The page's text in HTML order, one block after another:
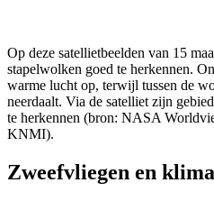
Op deze satellietbeelden van 15
stapelwolken goed te herkennen.
warme lucht op, terwijl tussen de
neerdaalt. Via de satelliet zijn
te herkennen (bron: NASA
KNMI).
Zweefvliegen en